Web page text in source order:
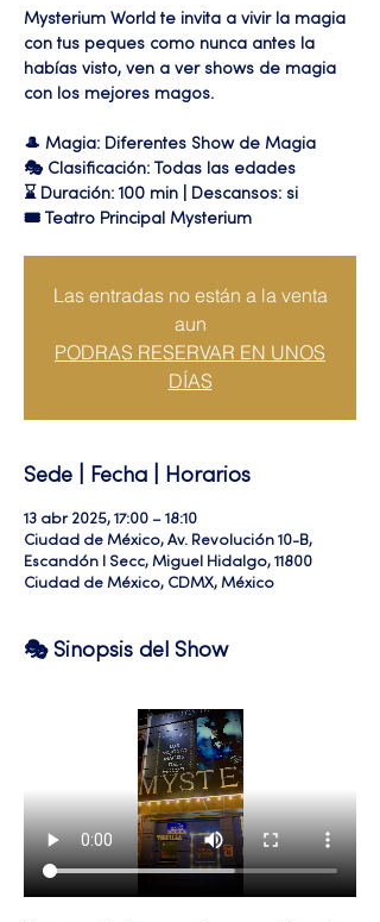
Mysterium World te invita a vivir la magia
con tus peques como nunca antes la
habías visto, ven a ver shows de magia
con los mejores magos.
🎩 Magia: Diferentes Show de Magia
🎭 Clasificación: Todas las edades
⌛ Duración: 100 min | Descansos: si
🎟 Teatro Principal Mysterium
Las entradas no están a la venta
aun
PODRAS RESERVAR EN UNOS
DÍAS
Sede | Fecha | Horarios
13 abr 2025, 17:00 – 18:10
Ciudad de México, Av. Revolución 10-B,
Escandón I Secc, Miguel Hidalgo, 11800
Ciudad de México, CDMX, México
🎭 Sinopsis del Show